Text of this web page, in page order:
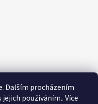
Dalším procházením
používáním.. Více